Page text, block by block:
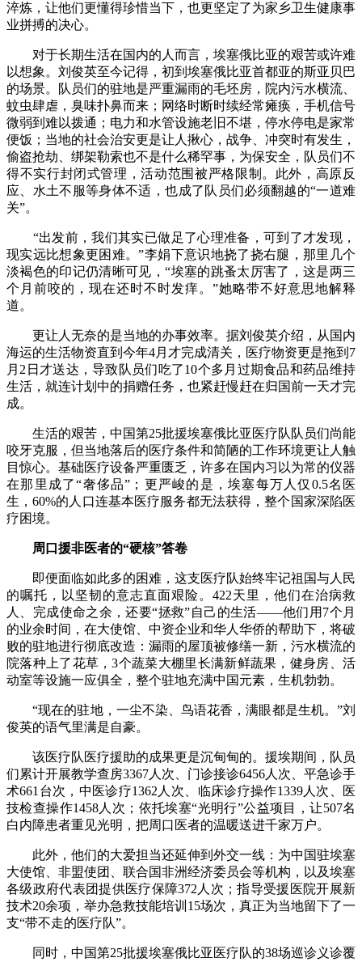
淬炼，让他们更懂得珍惜当下，也更坚定了为家乡卫生健康事
业拼搏的决心。
对于长期生活在国内的人而言，埃塞俄比亚的艰苦或许难
以想象。刘俊英至今记得，初到埃塞俄比亚首都亚的斯亚贝巴
的场景。队员们的驻地是严重漏雨的毛坯房，院内污水横流、
蚊虫肆虐，臭味扑鼻而来；网络时断时续经常瘫痪，手机信号
微弱到难以拨通；电力和水管设施老旧不堪，停水停电是家常
便饭；当地的社会治安更是让人揪心，战争、冲突时有发生，
偷盗抢劫、绑架勒索也不是什么稀罕事，为保安全，队员们不
得不实行封闭式管理，活动范围被严格限制。此外，高原反
应、水土不服等身体不适，也成了队员们必须翻越的“一道难
关”。
“出发前，我们其实已做足了心理准备，可到了才发现，
现实远比想象更困难。”李娟下意识地挠了挠右腿，那里几个
淡褐色的印记仍清晰可见，“埃塞的跳蚤太厉害了，这是两三
个月前咬的，现在还时不时发痒。”她略带不好意思地解释
道。
更让人无奈的是当地的办事效率。据刘俊英介绍，从国内
海运的生活物资直到今年4月才完成清关，医疗物资更是拖到7
月2日才送达，导致队员们吃了10个多月过期食品和药品维持
生活，就连计划中的捐赠任务，也紧赶慢赶在归国前一天才完
成。
生活的艰苦，中国第25批援埃塞俄比亚医疗队队员们尚能
咬牙克服，但当地落后的医疗条件和简陋的工作环境更让人触
目惊心。基础医疗设备严重匮乏，许多在国内习以为常的仪器
在那里成了“奢侈品”；更严峻的是，埃塞每万人仅0.5名医
生，60%的人口连基本医疗服务都无法获得，整个国家深陷医
疗困境。
周口援非医者的“硬核”答卷
即便面临如此多的困难，这支医疗队始终牢记祖国与人民
的嘱托，以坚韧的意志直面艰险。422天里，他们在治病救
人、完成使命之余，还要“拯救”自己的生活——他们用7个月
的业余时间，在大使馆、中资企业和华人华侨的帮助下，将破
败的驻地进行彻底改造：漏雨的屋顶被修缮一新，污水横流的
院落种上了花草，3个蔬菜大棚里长满新鲜蔬果，健身房、活
动室等设施一应俱全，整个驻地充满中国元素，生机勃勃。
“现在的驻地，一尘不染、鸟语花香，满眼都是生机。”刘
俊英的语气里满是自豪。
该医疗队医疗援助的成果更是沉甸甸的。援埃期间，队员
们累计开展教学查房3367人次、门诊接诊6456人次、平急诊手
术661台次，中医诊疗1362人次、临床诊疗操作1339人次、医
技检查操作1458人次；依托埃塞“光明行”公益项目，让507名
白内障患者重见光明，把周口医者的温暖送进千家万户。
此外，他们的大爱担当还延伸到外交一线：为中国驻埃塞
大使馆、非盟使团、联合国非洲经济委员会等机构，以及埃塞
各级政府代表团提供医疗保障372人次；指导受援医院开展新
技术20余项，举办急救技能培训15场次，真正为当地留下了一
支“带不走的医疗队”。
同时，中国第25批援埃塞俄比亚医疗队的38场巡诊义诊覆